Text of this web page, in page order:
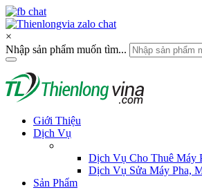
×
Nhập sản phẩm muốn tìm...
Giới Thiệu
Dịch Vụ
Dịch Vụ Cho Thuê Máy
Dịch Vụ Sửa Máy Pha,
Sản Phẩm